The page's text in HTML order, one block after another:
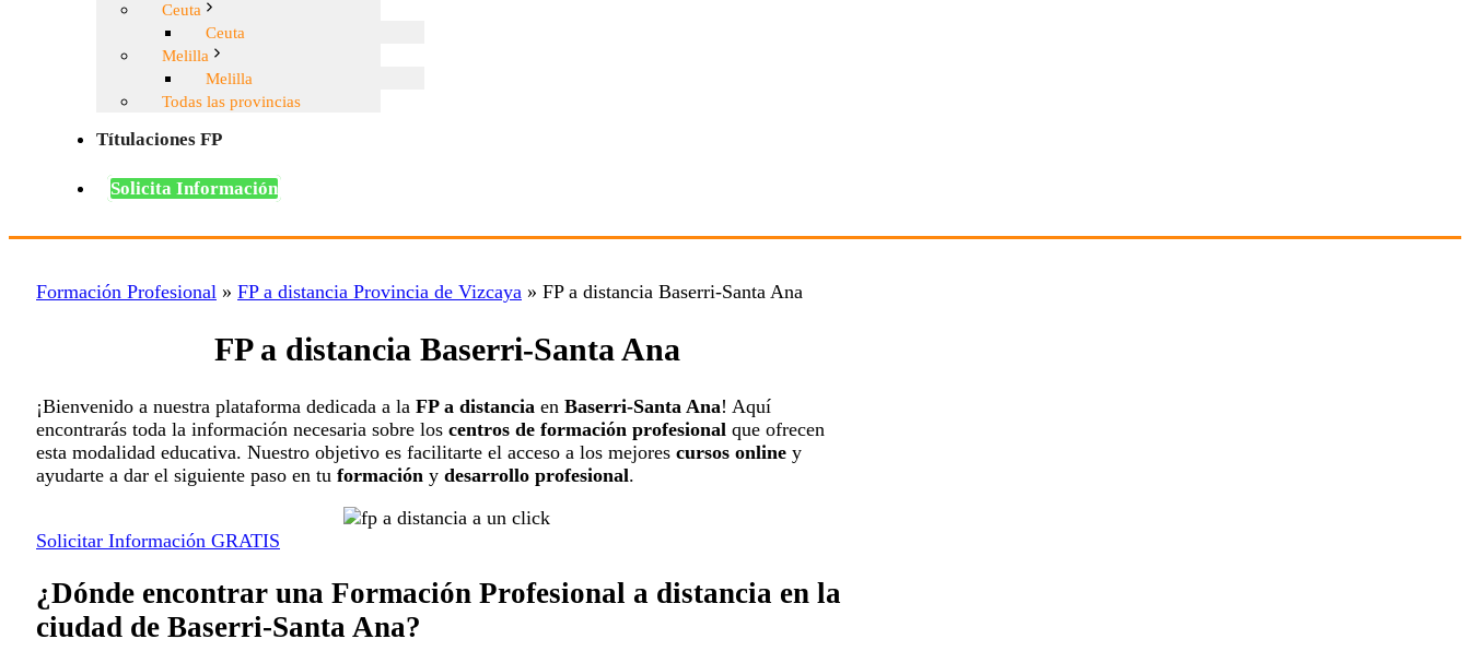
Ceuta
Ceuta
Melilla
Melilla
Todas las provincias
Títulaciones FP
Solicita Información
Formación Profesional » FP a distancia Provincia de Vizcaya » FP a distancia Baserri-Santa Ana
FP a distancia Baserri-Santa Ana
¡Bienvenido a nuestra plataforma dedicada a la FP a distancia en Baserri-Santa Ana! Aquí
encontrarás toda la información necesaria sobre los centros de formación profesional que ofrecen
esta modalidad educativa. Nuestro objetivo es facilitarte el acceso a los mejores cursos online y
ayudarte a dar el siguiente paso en tu formación y desarrollo profesional.
Solicitar Información GRATIS
¿Dónde encontrar una Formación Profesional a distancia en la
ciudad de Baserri-Santa Ana?